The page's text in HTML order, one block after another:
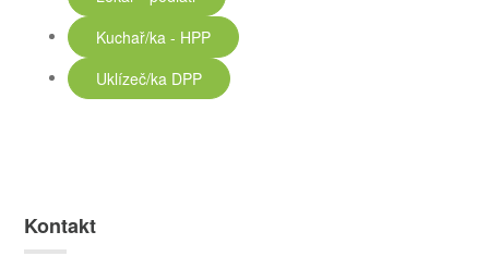
Kuchař/ka - HPP
Uklízeč/ka DPP
Kontakt